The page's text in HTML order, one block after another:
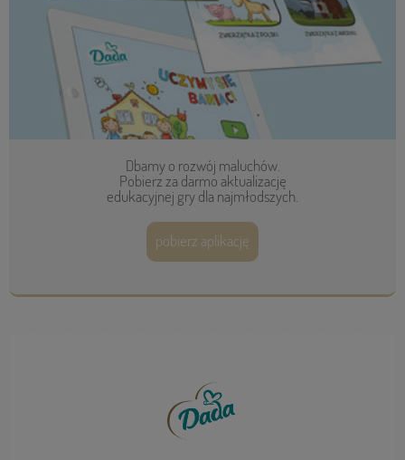
Dbamy o rozwój maluchów.
Pobierz za darmo aktualizację
edukacyjnej gry dla najmłodszych.
pobierz aplikację